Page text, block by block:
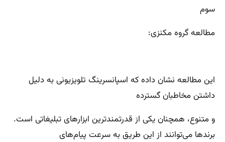
سوم
مطالعه گروه مکنزی:
این مطالعه نشان داده که اسپانسرینگ تلویزیونی به دلیل
داشتن مخاطبان گسترده
و متنوع، همچنان یکی از قدرتمندترین ابزارهای تبلیغاتی است.
برندها می‌توانند از این طریق به سرعت پیام‌های